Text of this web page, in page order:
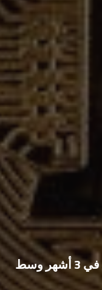
بيتكوين” تتراجع إلى أدنى مستوى في 3 أشهر وسط